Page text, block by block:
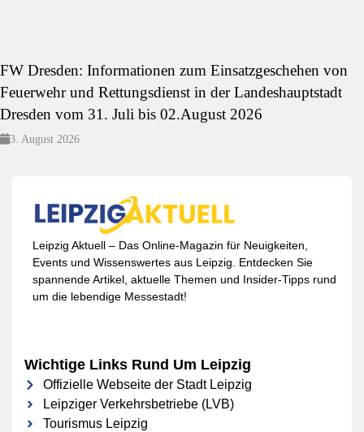
FW Dresden: Informationen zum Einsatzgeschehen von
Feuerwehr und Rettungsdienst in der Landeshauptstadt
Dresden vom 31. Juli bis 02.August 2026
3. August 2026
Leipzig Aktuell – Das Online-Magazin für Neuigkeiten,
Events und Wissenswertes aus Leipzig. Entdecken Sie
spannende Artikel, aktuelle Themen und Insider-Tipps rund
um die lebendige Messestadt!
Wichtige Links Rund Um Leipzig
Offizielle Webseite der Stadt Leipzig
Leipziger Verkehrsbetriebe (LVB)
Tourismus Leipzig